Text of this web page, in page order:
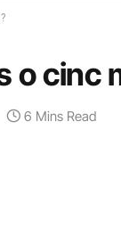
o cinc
6 Mins Read